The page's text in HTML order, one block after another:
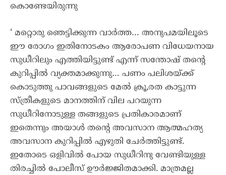
കൊണ്ടേയിരുന്നു
‘ മറ്റൊരു ഞെട്ടിക്കുന്ന വാർത്ത… അനുപമയിലൂടെ
ഈ രോഗം ഇതിനോടകം ആരോപണ വിധേയനായ
സുധീറിലും എത്തിയിട്ടുണ്ട് എന്ന് സന്തോഷ് തന്റെ
കുറിപ്പിൽ വ്യക്തമാക്കുന്നു… പണം പലിശയ്ക്ക്
കൊടുത്തു പാവങ്ങളുടെ മേൽ ക്രൂ,രത കാട്ടുന്ന
സ്ത്രീകളുടെ മാനത്തിന് വില പറയുന്ന
സുധീറിനോടുള്ള തങ്ങളുടെ പ്രതികാരമാണ്
ഇതെന്നും അയാൾ തന്റെ അവസാന ആത്മഹത്യ
അവസാന കുറിപ്പിൽ എഴുതി ചേർത്തിട്ടുണ്ട്.
ഇതോടെ ഒളിവിൽ പോയ സുധീറിനു വേണ്ടിയുള്ള
തിരച്ചിൽ പോലീസ് ഊർജ്ജിതമാക്കി. മാത്രമല്ല